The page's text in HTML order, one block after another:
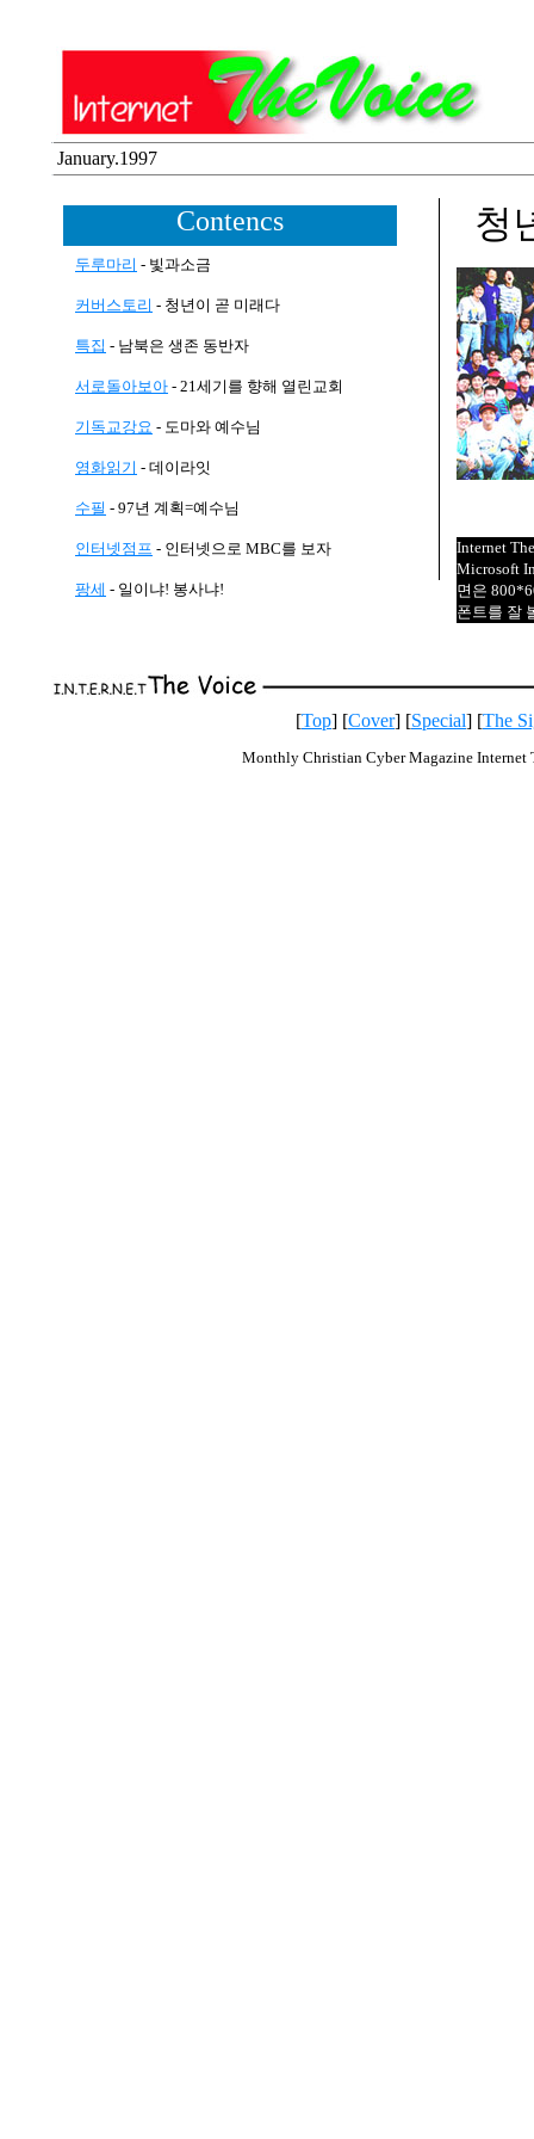
January.1997
청
Contencs
두루마리 - 빛과소금
커버스토리 - 청년이 곧 미래다
특집 - 남북은 생존 동반자
서로돌아보아 - 21세기를 향해 열린교회
기독교강요 - 도마와 예수님
영화읽기 - 데이라잇
수필 - 97년 계획=예수님
인터넷점프 - 인터넷으로 MBC를 보자
팡세 - 일이냐! 봉사냐!
Internet
Microsoft
면은
폰트를 잘
[Top] [Cover] [Special] [The
Monthly Christian Cyber Magazine Internet